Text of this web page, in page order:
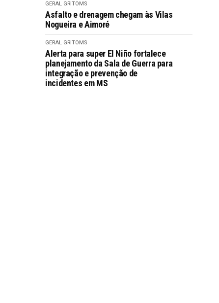
GERAL GRITOMS
Asfalto e drenagem chegam às Vilas
Nogueira e Aimoré
GERAL GRITOMS
Alerta para super El Niño fortalece
planejamento da Sala de Guerra para
integração e prevenção de
incidentes em MS